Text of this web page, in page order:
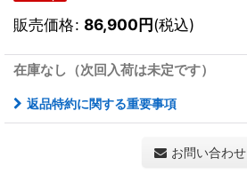
販売価格: 86,900円(税込)
在庫なし（次回入荷は未定です）
返品特約に関する重要事項
お問い合わせ